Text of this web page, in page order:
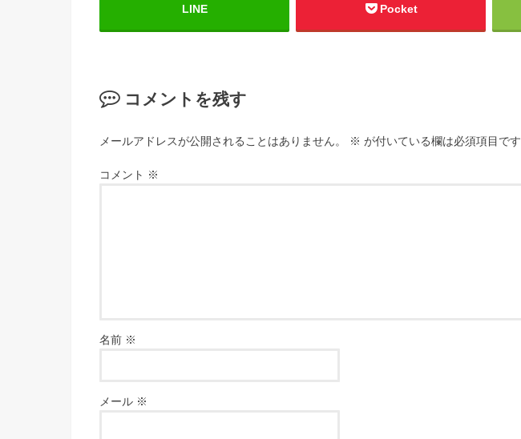
LINE Pocket
コメントを残す
メールアドレスが公開されることはありません。 ※ が付いている欄は必須項目です
コメント ※
名前 ※
メール ※